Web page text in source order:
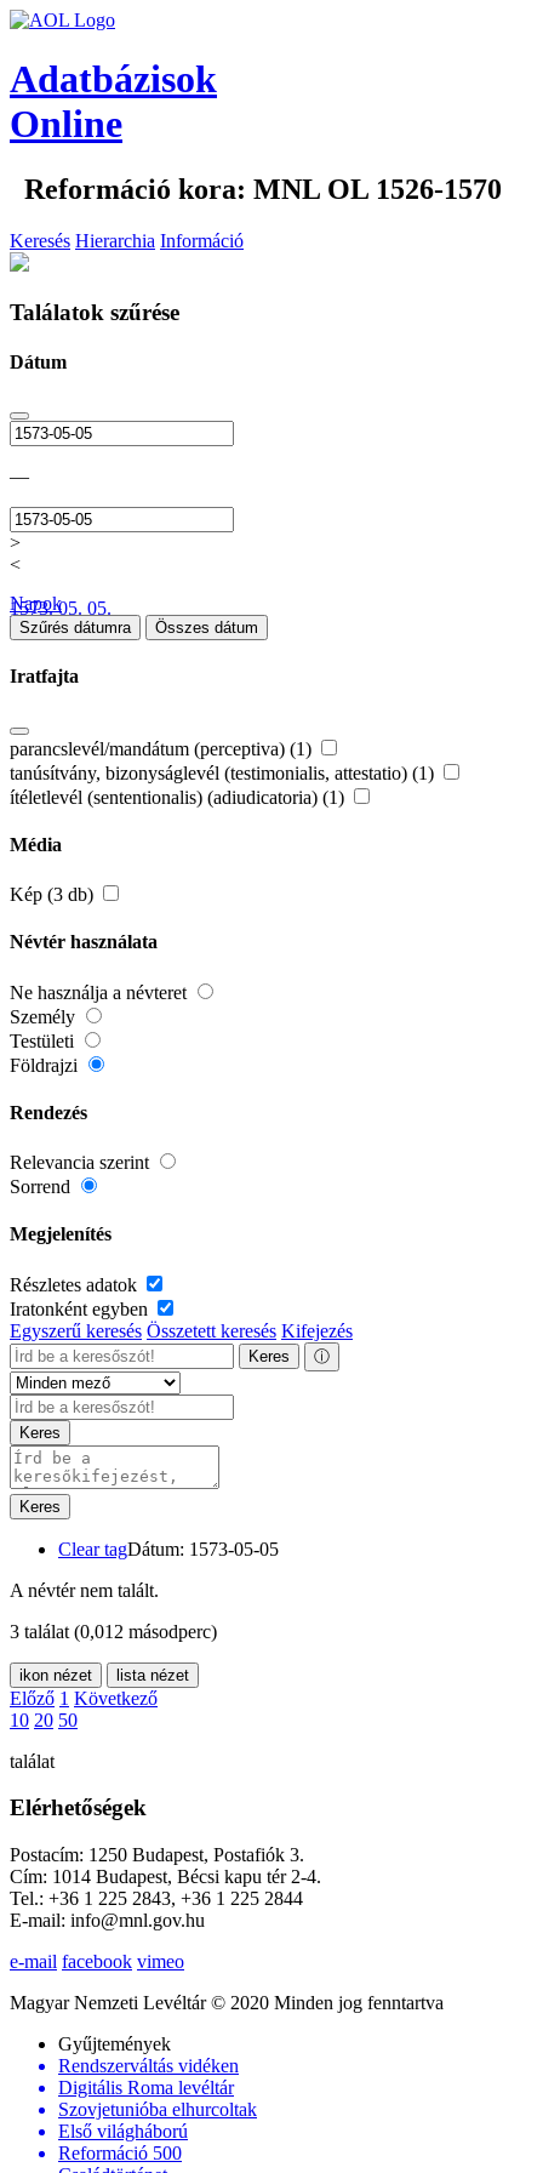
Adatbázisok
Online
Reformáció kora: MNL OL 1526-1570
Keresés Hierarchia Információ
Találatok szűrése
Dátum
—
>
<
1573. 05. 05.
Napok
Szűrés dátumra Összes dátum
Iratfajta
parancslevél/mandátum (perceptiva) (1)
tanúsítvány, bizonyságlevél (testimonialis, attestatio) (1)
ítéletlevél (sententionalis) (adiudicatoria) (1)
Média
Kép (3 db)
Névtér használata
Ne használja a névteret
Személy
Testületi
Földrajzi
Rendezés
Relevancia szerint
Sorrend
Megjelenítés
Részletes adatok
Iratonként egyben
Egyszerű keresés Összetett keresés Kifejezés
Keres ⓘ
Keres
Keres
Clear tagDátum: 1573-05-05
A névtér nem talált.
3 találat (0,012 másodperc)
ikon nézet lista nézet
Előző 1 Következő
10 20 50
találat
Elérhetőségek
Postacím: 1250 Budapest, Postafiók 3.
Cím: 1014 Budapest, Bécsi kapu tér 2-4.
Tel.: +36 1 225 2843, +36 1 225 2844
E-mail: info@mnl.gov.hu
e-mail facebook vimeo
Magyar Nemzeti Levéltár © 2020 Minden jog fenntartva
Gyűjtemények
Rendszerváltás vidéken
Digitális Roma levéltár
Szovjetunióba elhurcoltak
Első világháború
Reformáció 500